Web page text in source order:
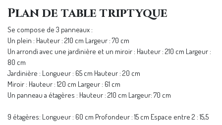
Plan de table triptyque
Se compose de 3 panneaux :
Un plein : Hauteur : 210 cm Largeur : 70 cm
Un arrondi avec une jardinière et un miroir : Hauteur : 210 cm Largeur :
80 cm
Jardinière : Longueur : 65 cm Hauteur : 20 cm
Miroir : Hauteur : 120 cm Largeur : 61 cm
Un panneau a étagères : Hauteur : 210 cm Largeur: 70 cm
9 étagères: Longueur : 60 cm Profondeur : 15 cm Espace entre 2 : 15,5